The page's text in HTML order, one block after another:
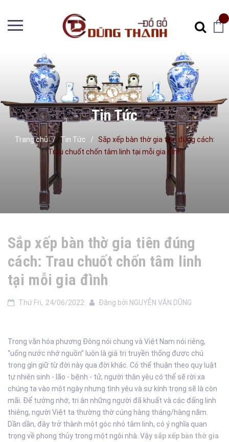
Tin Tức
Trang chủ / Tin Tức /
Sắp xếp bàn thờ gia tiên đúng cách:
Trau chuốt chốn tâm linh tại mỗi gia đình
Sắp xếp bàn thờ gia tiên đúng
cách: Trau chuốt chốn tâm linh
tại mỗi gia đình
Thứ Fri, 24/06/2022 Đăng bởi NGUYỄN VĂN DŨNG
Trong văn hóa phương Đông nói chung và Việt Nam nói riêng,
“uống nước nhớ nguồn” luôn là giá trị truyền thống được chú
trọng gìn giữ từ đời này qua đời khác. Có thể thuận theo quy luật
tự nhiên sinh - lão - bệnh - tử, người thân yêu có thể sẽ rời xa
chúng ta vào một ngày nhưng tình yêu và sự kính trọng sẽ là còn
mãi. Để tưởng nhớ, tri ân những người đã khuất và các đấng linh
thiêng, người Việt ta thường thờ cúng hàng tháng/hàng năm.
Dần dần, đây trở thành một góc nhỏ tâm linh, có ý nghĩa quan
trọng về phong thủy trong một ngôi nhà. Vậy sắp xếp bàn thờ gia